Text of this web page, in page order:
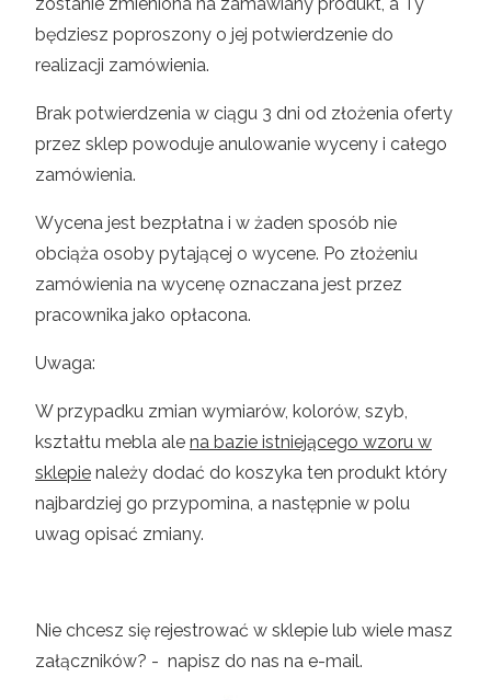
będziesz poproszony o jej potwierdzenie do
realizacji zamówienia.
Brak potwierdzenia w ciągu 3 dni od złożenia oferty
przez sklep powoduje anulowanie wyceny i całego
zamówienia.
Wycena jest bezpłatna i w żaden sposób nie
obciąża osoby pytającej o wycene. Po złożeniu
zamówienia na wycenę oznaczana jest przez
pracownika jako opłacona.
Uwaga:
W przypadku zmian wymiarów, kolorów, szyb,
kształtu mebla ale na bazie istniejącego wzoru w
sklepie należy dodać do koszyka ten produkt który
najbardziej go przypomina, a następnie w polu
uwag opisać zmiany.
Nie chcesz się rejestrować w sklepie lub wiele masz
załączników? - napisz do nas na e-mail.